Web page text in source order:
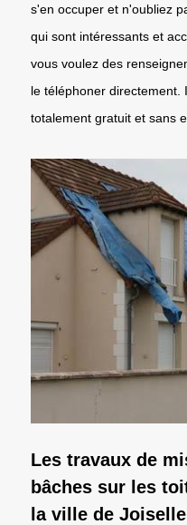
s'en occuper et n'oubliez
qui sont intéressants et
vous voulez des
le téléphoner directement.
totalement gratuit et sans
Les travaux de
bâches sur les
la ville de